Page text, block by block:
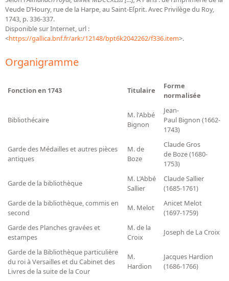
Bibliographie historique de la Bibliothèque nationale de
France
Dictionnaire de la BnF
Dictionnaire BnF : recherche avancée
Dictionnaire des fonds spéciaux et des principales collections et
Recherche de fonds, collections et provenances
Explorer
Organigrammes de la bibliothèque
Répertoire
Répertoire des catalogues d'expositions
Répertoire des manuscrits du XXe siècle
Veude D’Houry, rue de la Harpe, au Saint-Eſprit. Avec Privilège du Roy,
1743, p. 336-337.
Disponible sur Internet, url :
<https://gallica.bnf.fr/ark:/12148/bpt6k2042262/f336.item>.
Organigramme
Fonction en 1743 Titulaire
Forme
normalisée
Bibliothécaire
M. l'Abbé
Bignon
Jean-
Paul Bignon (1662-
1743)
Garde des Médailles et autres pièces
antiques
M. de
Boze
Claude Gros
de Boze (1680-
1753)
Garde de la bibliothèque
M. L’Abbé
Sallier
Claude Sallier
(1685-1761)
Garde de la bibliothèque, commis en
second
M. Melot
Anicet Melot
(1697-1759)
Garde des Planches gravées et
estampes
M. de la
Croix
Joseph de La Croix
Garde de la Bibliothèque particulière
du roi à Versailles et du Cabinet des
Livres de la suite de la Cour
M.
Hardion
Jacques Hardion
(1686-1766)